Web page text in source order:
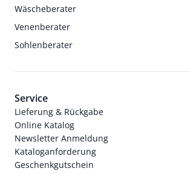
Wäscheberater
Venenberater
Sohlenberater
Service
Lieferung & Rückgabe
Online Katalog
Newsletter Anmeldung
Kataloganforderung
Geschenkgutschein